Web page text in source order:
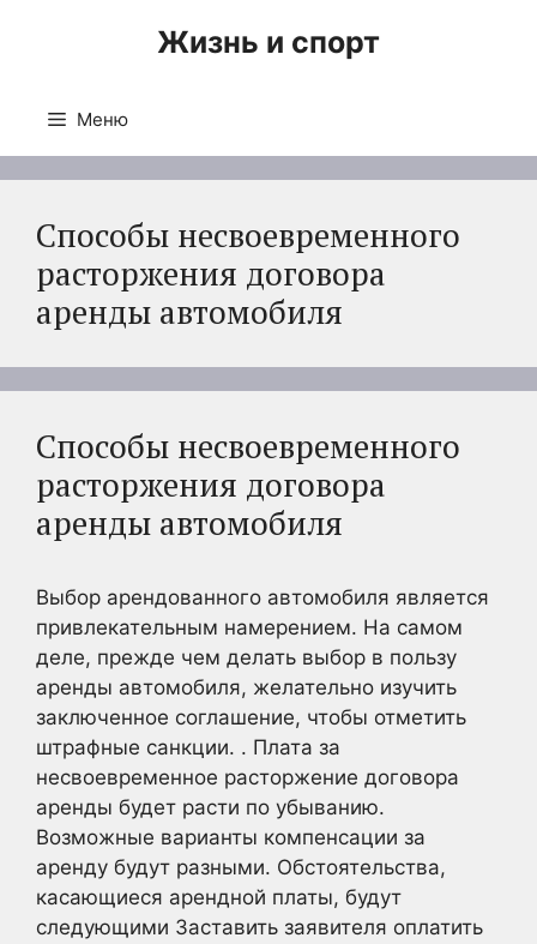
Жизнь и спорт
Меню
Способы несвоевременного
расторжения договора
аренды автомобиля
Способы несвоевременного
расторжения договора
аренды автомобиля
Выбор арендованного автомобиля является
привлекательным намерением. На самом
деле, прежде чем делать выбор в пользу
аренды автомобиля, желательно изучить
заключенное соглашение, чтобы отметить
штрафные санкции. . Плата за
несвоевременное расторжение договора
аренды будет расти по убыванию.
Возможные варианты компенсации за
аренду будут разными. Обстоятельства,
касающиеся арендной платы, будут
следующими Заставить заявителя оплатить